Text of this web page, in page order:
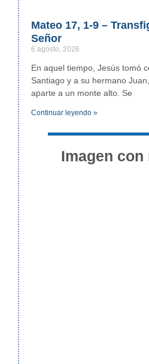
Mateo 17, 1-9 –
Señor
6 agosto, 2026
En aquel tiempo, Jesús tomó
Santiago y a su hermano
aparte a un monte alto. Se
Continuar leyendo »
Imagen con